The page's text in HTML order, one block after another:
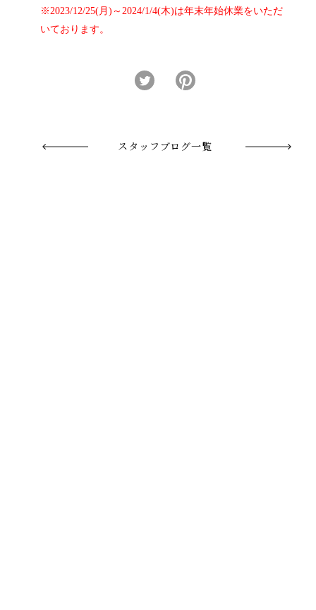
※2023/12/25(月)～2024/1/4(木)は年末年始休業をいただ
いております。
スタッフブログ一覧